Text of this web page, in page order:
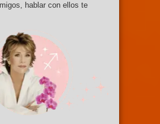
hablar con ellos te